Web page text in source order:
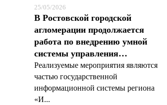
25/05/2026
В Ростовской городской
агломерации продолжается
работа по внедрению умной
системы управления…
Реализуемые мероприятия являются
частью государственной
информационной системы региона
«И...